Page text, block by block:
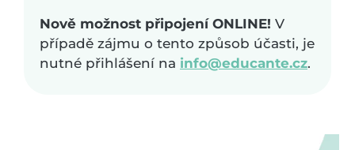
Nově možnost připojení ONLINE! V
případě zájmu o tento způsob účasti, je
nutné přihlášení na info@educante.cz.